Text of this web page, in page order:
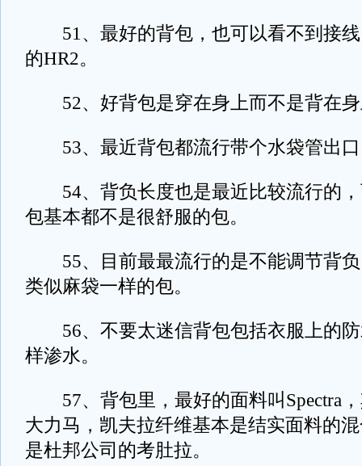
51、最好的背包，也可以看不到接线
的HR2。
52、好背包是穿在身上而不是背在身
53、最近背包都流行带个水袋管出
54、背负长度也是最近比较流行的，
包基本都不是很舒服的包。
55、目前最最流行的是不能调节背负
类似麻袋一样的包。
56、不要太迷信背包包括衣服上的防
样渗水。
57、背包里，最好的面料叫Spectra
大力马，凯夫拉纤维基本是结实面料的
是杜邦公司的考肚拉。